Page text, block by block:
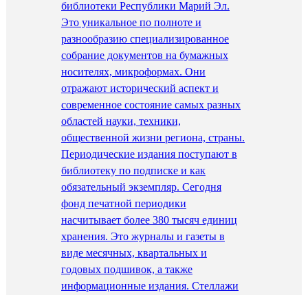
библиотеки Республики Марий Эл.
Это уникальное по полноте и
разнообразию специализированное
собрание документов на бумажных
носителях, микроформах. Они
отражают исторический аспект и
современное состояние самых разных
областей науки, техники,
общественной жизни региона, страны.
Периодические издания поступают в
библиотеку по подписке и как
обязательный экземпляр. Сегодня
фонд печатной периодики
насчитывает более 380 тысяч единиц
хранения. Это журналы и газеты в
виде месячных, квартальных и
годовых подшивок, а также
информационные издания. Стеллажи